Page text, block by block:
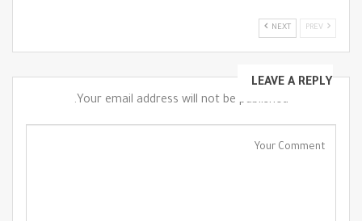
NEXT
LEAVE A REPLY
Your email address will not be published.